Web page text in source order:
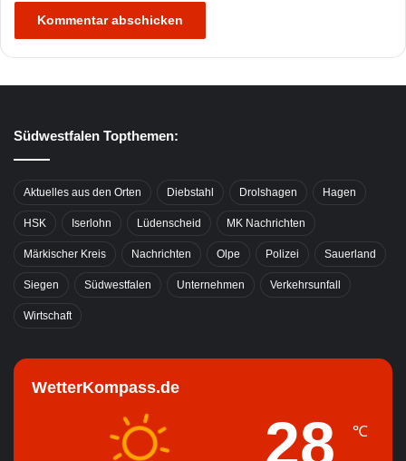
Südwestfalen Topthemen:
Aktuelles aus den Orten Diebstahl Drolshagen Hagen
HSK Iserlohn Lüdenscheid MK Nachrichten
Märkischer Kreis Nachrichten Olpe Polizei Sauerland
Siegen Südwestfalen Unternehmen Verkehrsunfall
Wirtschaft
WetterKompass.de
28 ℃